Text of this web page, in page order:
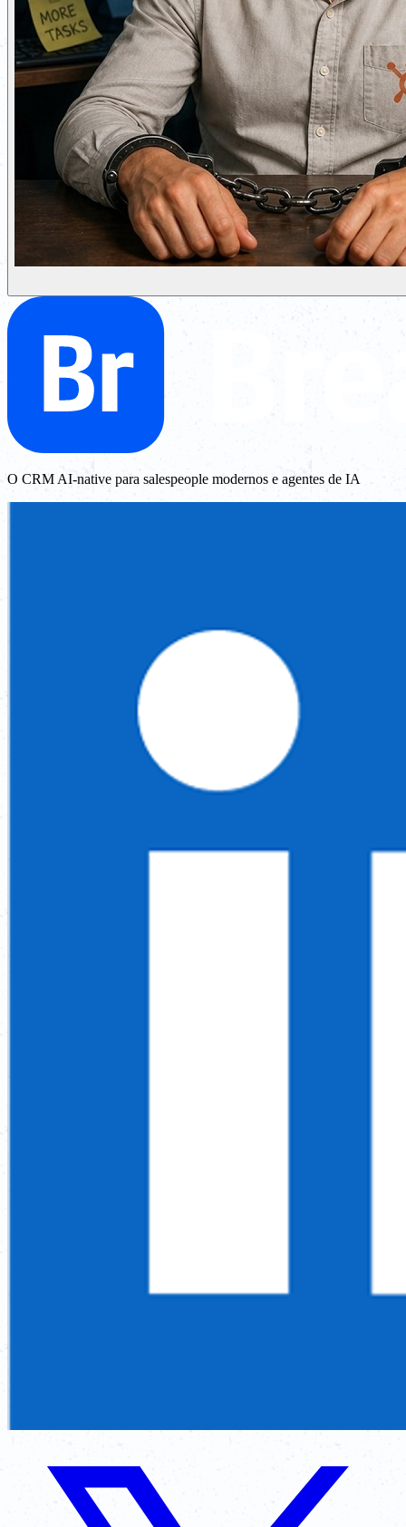
O CRM AI-native para salespeople modernos e agentes de IA